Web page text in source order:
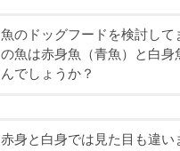
魚のドッグフードを検討して
の魚は赤身魚（青魚）と白身
んでしょうか？
赤身と白身では見た目も違い